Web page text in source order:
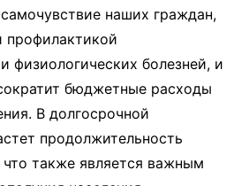
наших граждан,
профилактикой
физиологических болезней, и
бюджетные расходы
В долгосрочной
продолжительность
также является важным